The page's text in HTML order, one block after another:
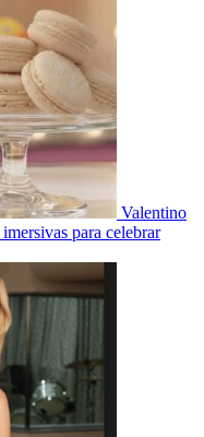
Valentino
para celebrar